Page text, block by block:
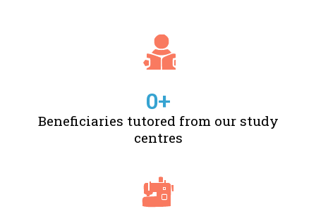
Beneficiaries tutored from our study
centres
0+